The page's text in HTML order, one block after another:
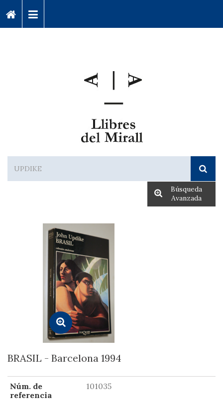
Búsqueda
Avanzada
BRASIL - Barcelona 1994
Núm. de
referencia
101035